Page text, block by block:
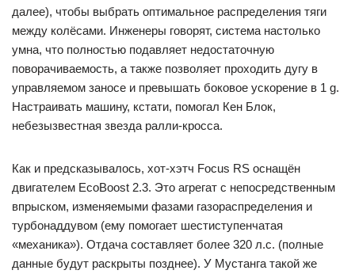
далее), чтобы выбрать оптимальное распределения тяги
между колёсами. Инженеры говорят, система настолько
умна, что полностью подавляет недостаточную
поворачиваемость, а также позволяет проходить дугу в
управляемом заносе и превышать боковое ускорение в 1 g.
Настраивать машину, кстати, помогал Кен Блок,
небезызвестная звезда ралли-кросса.
Как и предсказывалось, хот-хэтч Focus RS оснащён
двигателем EcoBoost 2.3. Это агрегат с непосредственным
впрыском, изменяемыми фазами газораспределения и
турбонаддувом (ему помогает шестиступенчатая
«механика»). Отдача составляет более 320 л.с. (полные
данные будут раскрыты позднее). У Мустанга такой же